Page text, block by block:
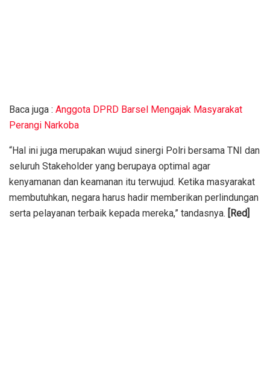
Baca juga : Anggota DPRD Barsel Mengajak Masyarakat
Perangi Narkoba
“Hal ini juga merupakan wujud sinergi Polri bersama TNI dan
seluruh Stakeholder yang berupaya optimal agar
kenyamanan dan keamanan itu terwujud. Ketika masyarakat
membutuhkan, negara harus hadir memberikan perlindungan
serta pelayanan terbaik kepada mereka,” tandasnya. [Red]